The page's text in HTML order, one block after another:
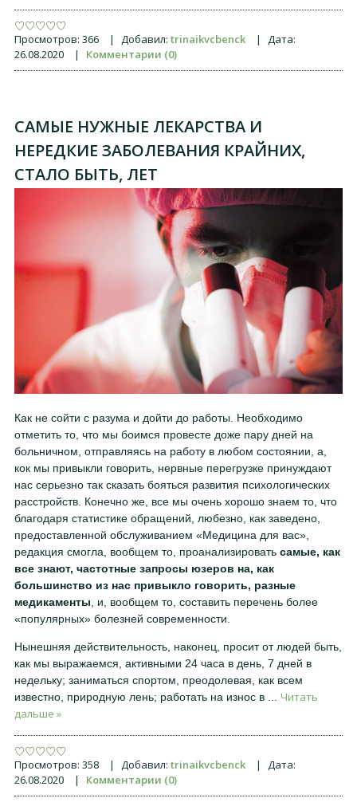
Просмотров: 366 | Добавил: trinaikvcbenck |
Дата:
26.08.2020
| Комментарии (0)
САМЫЕ НУЖНЫЕ ЛЕКАРСТВА И
НЕРЕДКИЕ ЗАБОЛЕВАНИЯ КРАЙНИХ,
СТАЛО БЫТЬ, ЛЕТ
Как не сойти с разума и дойти до работы. Необходимо
отметить то, что мы боимся провесте доже пару дней на
больничном, отправляясь на работу в любом состоянии, а,
кок мы привыкли говорить, нервные перегрузке принуждают
нас серьезно так сказать бояться развития психологических
расстройств. Конечно же, все мы очень хорошо знаем то, что
благодаря статистике обращений, любезно, как заведено,
предоставленной обслуживанием «Медицина для вас»,
редакция смогла, вообщем то, проанализировать самые, как
все знают, частотные запросы юзеров на, как
большинство из нас привыкло говорить, разные
медикаменты , и, вообщем то, составить перечень более
«популярных» болезней современности.
Нынешняя действительность, наконец, просит от людей быть,
как мы выражаемся, активными 24 часа в день, 7 дней в
недельку; заниматься спортом, преодолевая, как всем
известно, природную лень; работать на износ в
Читать
дальше »
Просмотров: 358 | Добавил: trinaikvcbenck |
Дата:
26.08.2020
| Комментарии (0)